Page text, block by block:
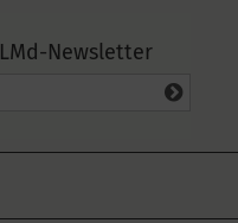
LMd-Newsletter